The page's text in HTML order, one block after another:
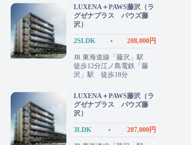
LUXENA＋PAWS藤沢（ラ
グゼナプラス パウズ藤
沢）
2SLDK 208,000円
JR 東海道線「藤沢」駅
徒歩12分江ノ島電鉄「藤
沢」駅 徒歩18分
LUXENA＋PAWS藤沢（ラ
グゼナプラス パウズ藤
沢）
3LDK 207,000円